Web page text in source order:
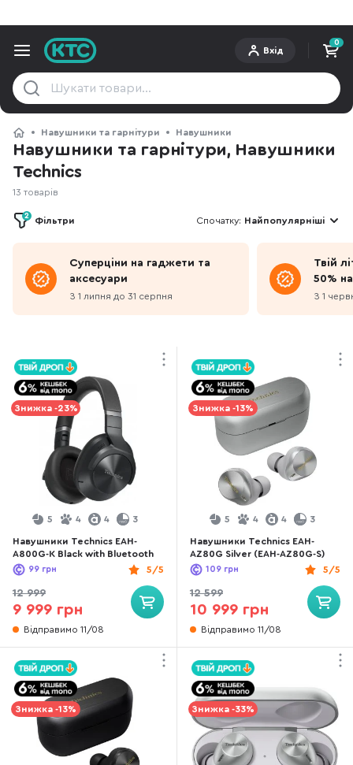
Вхід
0
Навушники та гарнітури Навушники
Суперціни на гаджети та
аксесуари
З 1 липня до 31 серпня
Твій
50%
З 1
Навушники та гарнітури, Навушники
Technics
13 товарів
Фільтри
2 Спочатку: Найпопулярніші
Знижка -23%
5 4 4 3
Навушники Technics EAH-
A800G-K Black with Bluetooth
5/5
99 грн
12 999
9 999 грн
Відправимо 11/08
Знижка -13%
5 4 4 3
Навушники Technics EAH-
AZ80G Silver (EAH-AZ80G-S)
5/5
109 грн
12 599
10 999 грн
Відправимо 11/08
Знижка -13% Знижка -33%